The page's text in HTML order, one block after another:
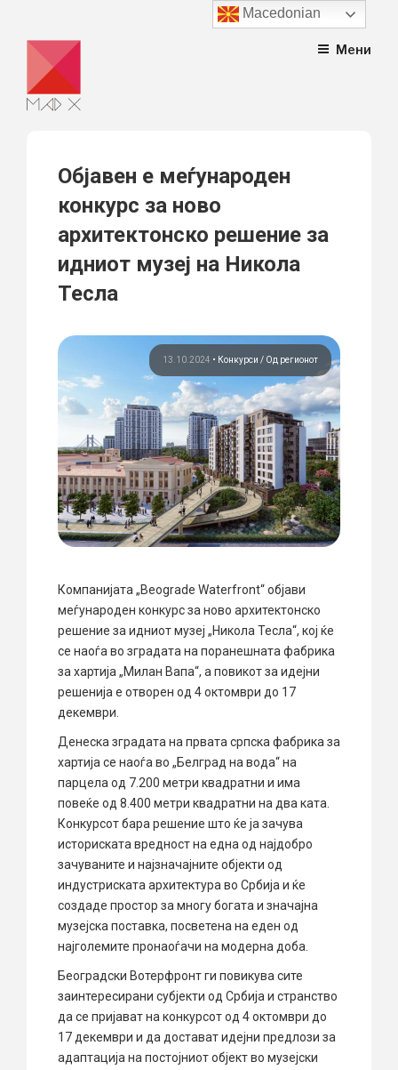
content
Мени
Објавен е меѓународен
конкурс за ново
архитектонско решение за
идниот музеј на Никола
Тесла
13.10.2024 • Конкурси Од регионот
Компанијата „Beograde Waterfront“ објави
меѓународен конкурс за ново архитектонско
решение за идниот музеј „Никола Тесла“, кој ќе
се наоѓа во зградата на поранешната фабрика
за хартија „Милан Вапа“, а повикот за идејни
решенија е отворен од 4 октомври до 17
декември.
Денеска зградата на првата српска фабрика за
хартија се наоѓа во „Белград на вода“ на
парцела од 7.200 метри квадратни и има
повеќе од 8.400 метри квадратни на два ката.
Конкурсот бара решение што ќе ја зачува
историската вредност на една од најдобро
зачуваните и најзначајните објекти од
индустриската архитектура во Србија и ќе
создаде простор за многу богата и значајна
музејска поставка, посветена на еден од
најголемите пронаоѓачи на модерна доба.
Београдски Вотерфронт ги повикува сите
заинтересирани субјекти од Србија и странство
да се пријават на конкурсот од 4 октомври до
17 декември и да достават идејни предлози за
адаптација на постојниот објект во музејски
Macedonian